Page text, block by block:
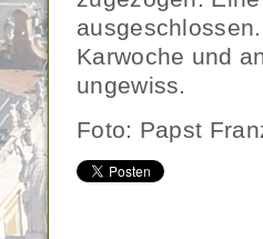
Karwoche und
ungewiss.
Foto: Papst